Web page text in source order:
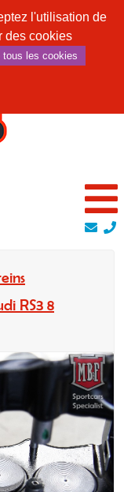
RS3 8
l'utilisation de
des cookies
les cookies